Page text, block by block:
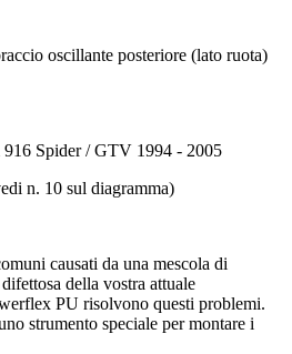
oscillante posteriore (lato ruota)
Spider / GTV 1994 - 2005
n. 10 sul diagramma)
causati da una mescola di
della vostra attuale
PU risolvono questi problemi.
strumento speciale per montare i